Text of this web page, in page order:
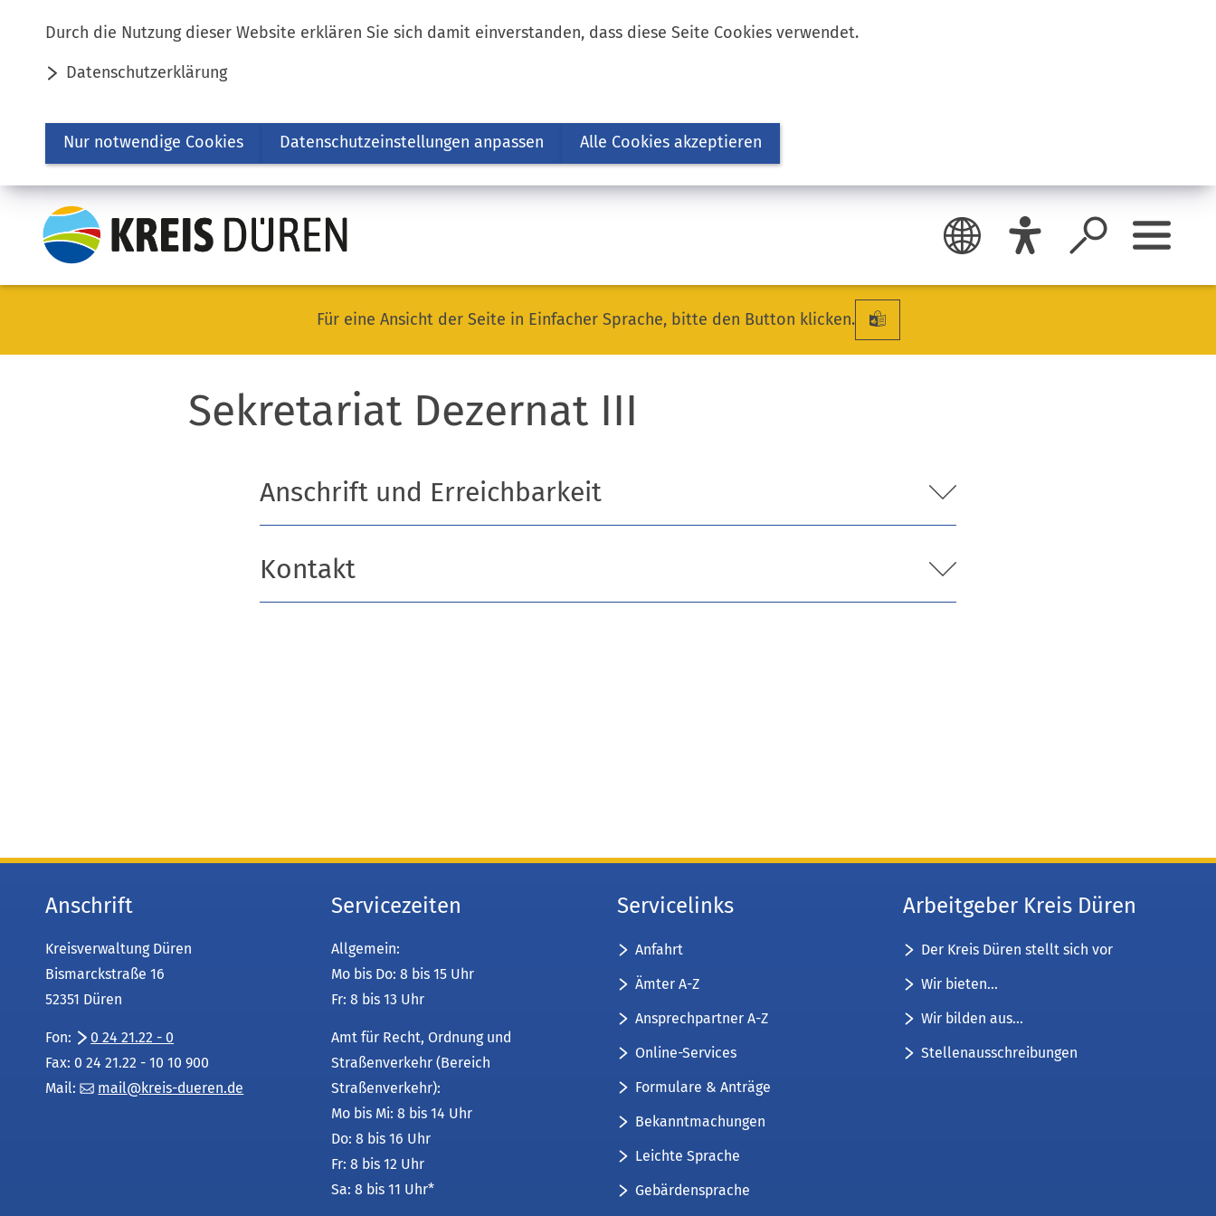
Durch die Nutzung dieser Website erklären Sie sich damit einverstanden, dass diese Seite Cookies verwendet.
Datenschutzerklärung
Nur notwendige Cookies Datenschutzeinstellungen anpassen Alle Cookies akzeptieren
Inhalt anspringen
Für eine Ansicht der Seite in Einfacher Sprache, bitte den Button klicken.
Sekretariat Dezernat III
Anschrift und Erreichbarkeit
Kontakt
Anschrift
Kreisverwaltung Düren
Bismarckstraße 16
52351 Düren
Fon:
0 24 21.22 - 0
Fax: 0 24 21.22 - 10 10 900
Mail:
mail kreis-dueren de
Servicezeiten
Allgemein:
Mo bis Do: 8 bis 15 Uhr
Fr: 8 bis 13 Uhr
Amt für Recht, Ordnung und
Straßenverkehr (Bereich
Straßenverkehr):
Mo bis Mi: 8 bis 14 Uhr
Do: 8 bis 16 Uhr
Fr: 8 bis 12 Uhr
Sa: 8 bis 11 Uhr*
Servicelinks
Anfahrt
Ämter A-Z
Ansprechpartner A-Z
Online-Services
Formulare & Anträge
Bekanntmachungen
Leichte Sprache
Gebärdensprache
Arbeitgeber Kreis Düren
Der Kreis Düren stellt sich vor
Wir bieten...
Wir bilden aus...
Stellenausschreibungen